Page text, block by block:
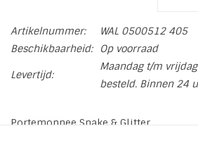
Artikelnummer:
WAL 0500512 405
Beschikbaarheid:
Op voorraad
Levertijd:
Maandag t/m
besteld. Binnen 24
Portemonnee Snake & Glitter